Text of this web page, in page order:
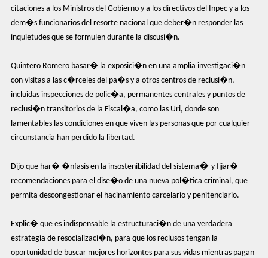
citaciones a los Ministros del Gobierno y a los directivos del Inpec y a los
dem�s funcionarios del resorte nacional que deber�n responder las
inquietudes que se formulen durante la discusi�n.
Quintero Romero basar� la exposici�n en una amplia investigaci�n
con visitas a las c�rceles del pa�s y a otros centros de reclusi�n,
incluidas inspecciones de polic�a, permanentes centrales y puntos de
reclusi�n transitorios de la Fiscal�a, como las Uri, donde son
lamentables las condiciones en que viven las personas que por cualquier
circunstancia han perdido la libertad.
Dijo que har� �nfasis en la insostenibilidad del sistema� y fijar�
recomendaciones para el dise�o de una nueva pol�tica criminal, que
permita descongestionar el hacinamiento carcelario y penitenciario.
Explic� que es indispensable la estructuraci�n de una verdadera
estrategia de resocializaci�n, para que los reclusos tengan la
oportunidad de buscar mejores horizontes para sus vidas mientras pagan